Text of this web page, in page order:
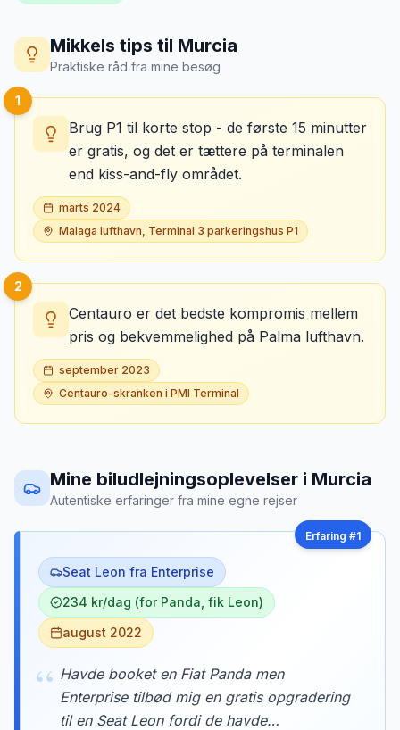
Mikkels tips til Murcia
Praktiske råd fra mine besøg
1
Brug P1 til korte stop - de første 15 minutter
er gratis, og det er tættere på terminalen
end kiss-and-fly området.
marts 2024
Malaga lufthavn, Terminal 3 parkeringshus P1
2
Centauro er det bedste kompromis mellem
pris og bekvemmelighed på Palma lufthavn.
september 2023
Centauro-skranken i PMI Terminal
Mine biludlejningsoplevelser i Murcia
Autentiske erfaringer fra mine egne rejser
Erfaring #1
Seat Leon fra Enterprise
234 kr/dag (for Panda, fik Leon)
august 2022
“ Havde booket en Fiat Panda men
Enterprise tilbød mig en gratis opgradering
til en Seat Leon fordi de havde